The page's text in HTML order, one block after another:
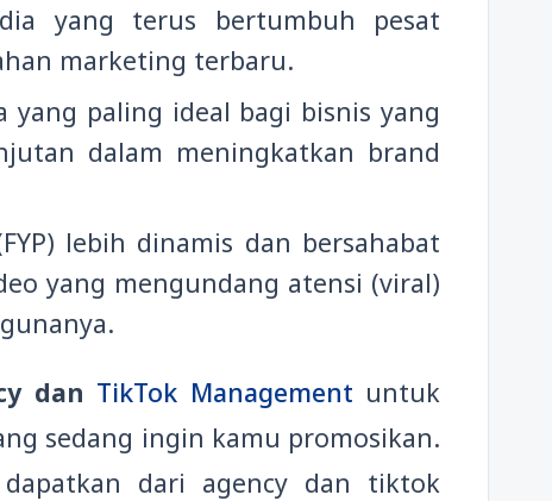
yang terus bertumbuh pesat
marketing terbaru.
yang paling ideal bagi bisnis yang
dalam meningkatkan brand
lebih dinamis dan bersahabat
yang mengundang atensi (viral)
dan TikTok Management untuk
sedang ingin kamu promosikan.
dari agency dan tiktok